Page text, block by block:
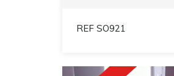
REF SO921